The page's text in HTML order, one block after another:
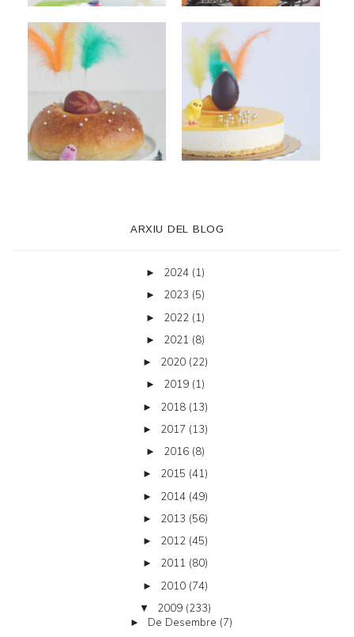
ARXIU DEL BLOG
► 2024 (1)
► 2023 (5)
► 2022 (1)
► 2021 (8)
► 2020 (22)
► 2019 (1)
► 2018 (13)
► 2017 (13)
► 2016 (8)
► 2015 (41)
► 2014 (49)
► 2013 (56)
► 2012 (45)
► 2011 (80)
► 2010 (74)
▼ 2009 (233)
► De Desembre (7)